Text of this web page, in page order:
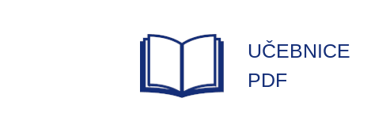
UČEBNICE
PDF